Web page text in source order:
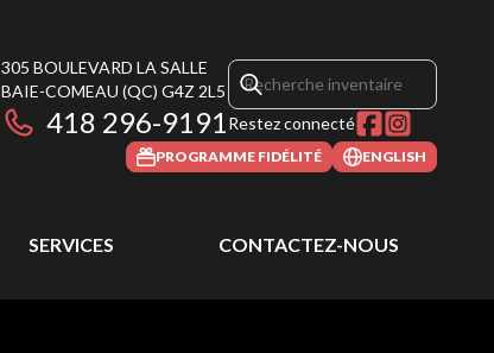
305 BOULEVARD LA SALLE
BAIE-COMEAU (QC) G4Z 2L5
418 296-9191Restez connecté
PROGRAMME FIDÉLITÉ ENGLISH
SERVICES CONTACTEZ-NOUS